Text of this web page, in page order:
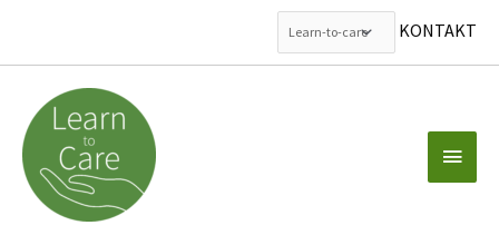
KONTAKT
Inhalt
springen